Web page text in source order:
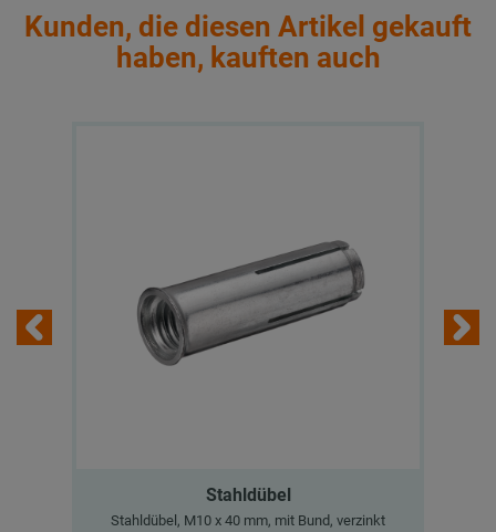
Kunden, die diesen Artikel gekauft
haben, kauften auch
Stahldübel
Stahldübel, M10 x 40 mm, mit Bund, verzinkt